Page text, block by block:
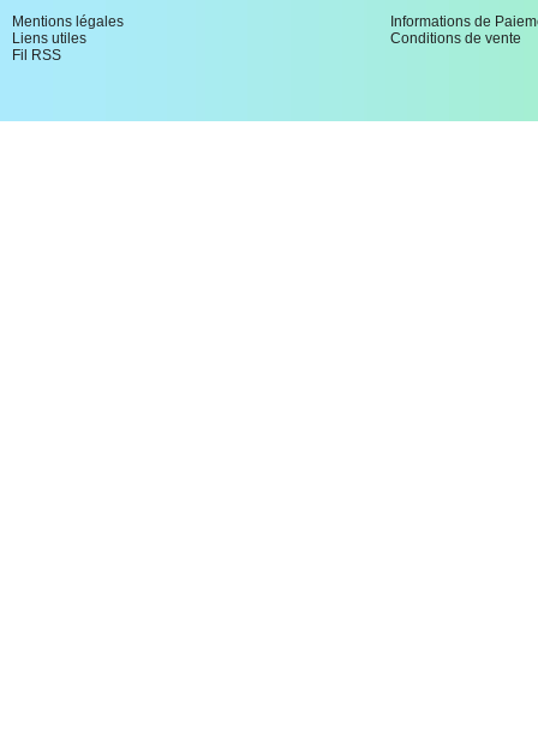
Mentions légales
Liens utiles
Fil RSS
Informations de
Conditions de vente